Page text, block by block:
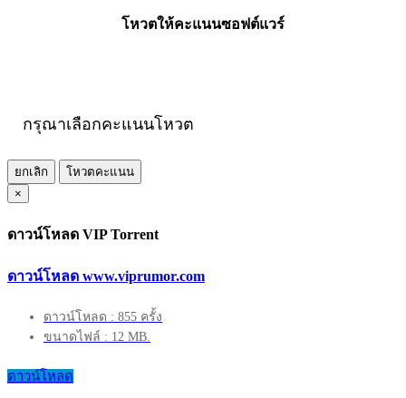
โหวตให้คะแนนซอฟต์แวร์
กรุณาเลือกคะแนนโหวต
ยกเลิก
โหวตคะแนน
×
ดาวน์โหลด VIP Torrent
ดาวน์โหลด www.viprumor.com
ดาวน์โหลด : 855 ครั้ง
ขนาดไฟล์ : 12 MB.
ดาวน์โหลด